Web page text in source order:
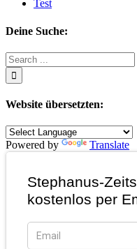
Test
Deine Suche:
Search
for:
Website übersetzten:
Powered by Translate